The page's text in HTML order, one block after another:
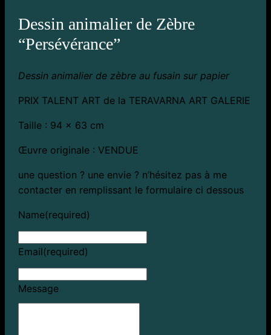
Dessin animalier de Zèbre
“Persévérance”
Dessin animalier de zèbre au fusain sur papier
PRIX TALENT ART de la TERAVARNA ART GALERIE
Taille : 94 x 63 cm
Œuvre originale : VENDUE
une question ? une envie ? n’hésitez pas à me
contacter en remplissant le formulaire ci dessous
Name(required)
Email(required)
Message